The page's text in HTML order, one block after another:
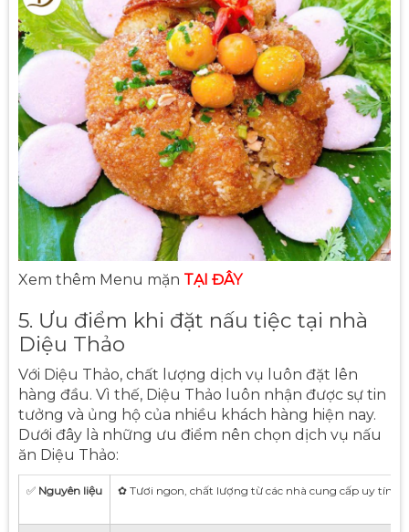
Xem thêm Menu mặn TẠI ĐÂY
5. Ưu điểm khi đặt nấu tiệc tại nhà
Diệu Thảo
Với Diệu Thảo, chất lượng dịch vụ luôn đặt lên
hàng đầu. Vì thế, Diệu Thảo luôn nhận được sự tin
tưởng và ủng hộ của nhiều khách hàng hiện nay.
Dưới đây là những ưu điểm nên chọn dịch vụ nấu
ăn Diệu Thảo:
✅ Nguyên liệu ✿ Tươi ngon, chất lượng từ các nhà cung cấp uy tín